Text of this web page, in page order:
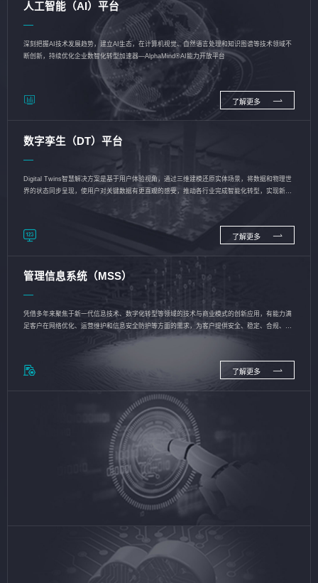
人工智能（AI）平台
深刻把握AI技术发展趋势，建立AI生态，在计算机视觉、自然语言处理和知识图谱等技术领域不
断创新，持续优化企业数智化转型加速器—AlphaMind®AI能力开放平台
了解更多
数字孪生（DT）平台
Digital Twins智慧解决方案是基于用户体验视角，通过三维建模还原实体场景，将数据和物理世
界的状态同步呈现，使用户对关键数据有更直观的感受，推动各行业完成智能化转型，实现新旧
了解更多
管理信息系统（MSS）
凭借多年来聚焦于新一代信息技术、数字化转型等领域的技术与商业模式的创新应用，有能力满
足客户在网络优化、运营维护和信息安全防护等方面的需求，为客户提供安全、稳定、合规、持
了解更多